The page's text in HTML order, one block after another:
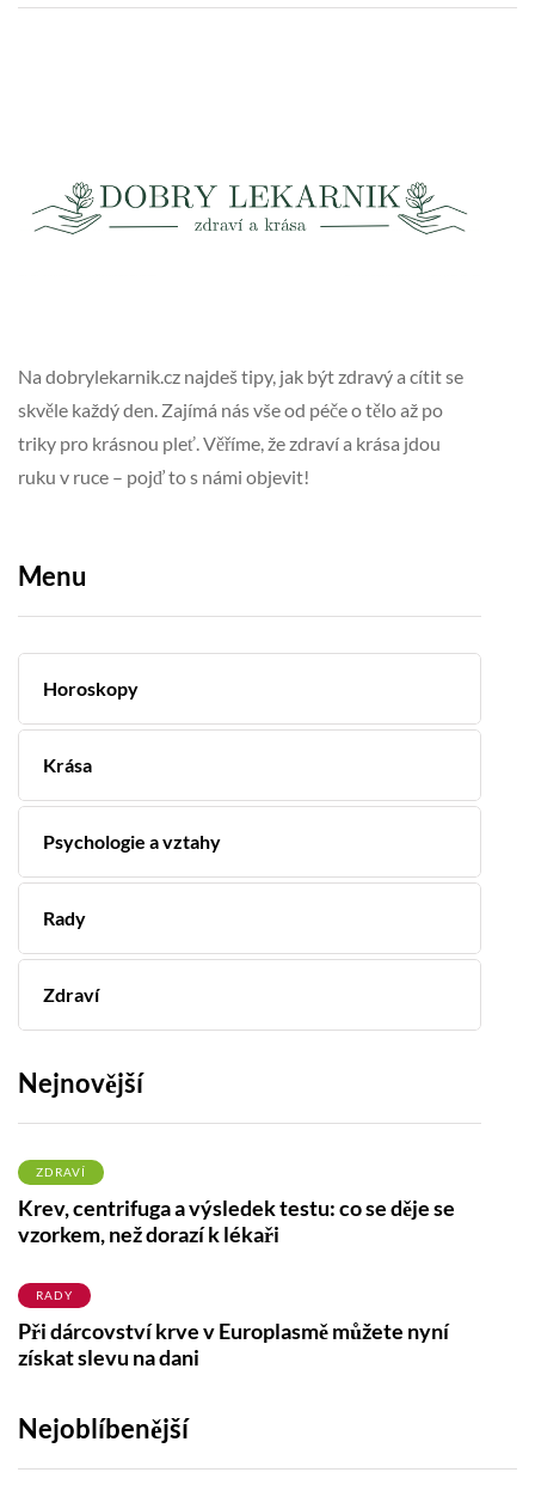
Na dobrylekarnik.cz najdeš tipy, jak být zdravý a cítit se
skvěle každý den. Zajímá nás vše od péče o tělo až po
triky pro krásnou pleť. Věříme, že zdraví a krása jdou
ruku v ruce – pojď to s námi objevit!
Menu
Horoskopy
Krása
Psychologie a vztahy
Rady
Zdraví
Nejnovější
ZDRAVÍ
Krev, centrifuga a výsledek testu: co se děje se
vzorkem, než dorazí k lékaři
RADY
Při dárcovství krve v Europlasmě můžete nyní
získat slevu na dani
Nejoblíbenější